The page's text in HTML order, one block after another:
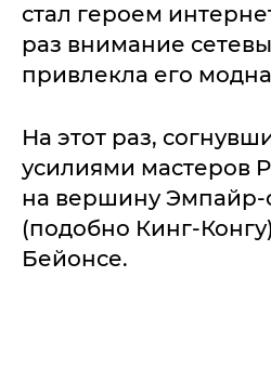
стал героем
раз внимание
привлекла его
На этот раз,
усилиями мастеров
на вершину Эмпайр-
(подобно Кинг-
Бейонсе.